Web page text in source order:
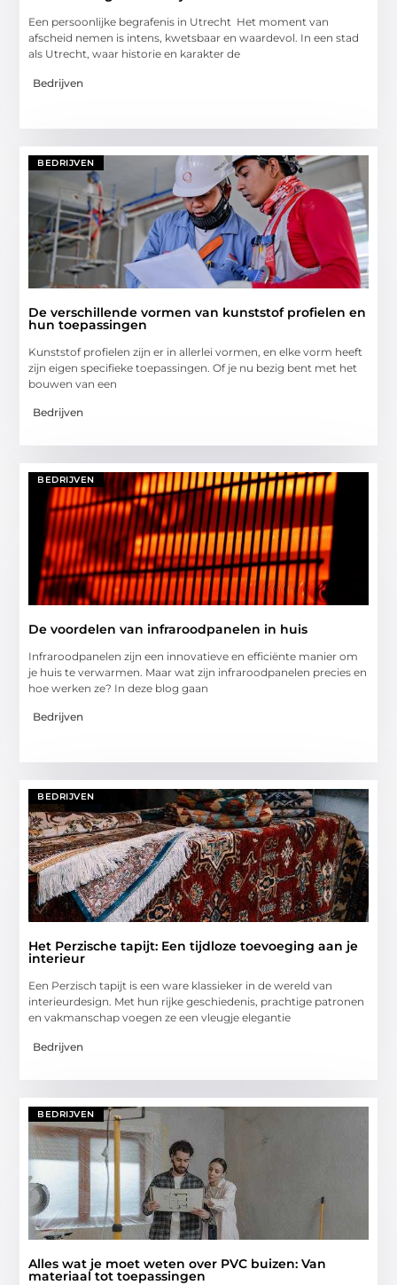
Een persoonlijke begrafenis in Utrecht Het moment van
afscheid nemen is intens, kwetsbaar en waardevol. In een stad
als Utrecht, waar historie en karakter de
Bedrijven
BEDRIJVEN
De verschillende vormen van kunststof profielen en
hun toepassingen
Kunststof profielen zijn er in allerlei vormen, en elke vorm heeft
zijn eigen specifieke toepassingen. Of je nu bezig bent met het
bouwen van een
Bedrijven
BEDRIJVEN
De voordelen van infraroodpanelen in huis
Infraroodpanelen zijn een innovatieve en efficiënte manier om
je huis te verwarmen. Maar wat zijn infraroodpanelen precies en
hoe werken ze? In deze blog gaan
Bedrijven
BEDRIJVEN
Het Perzische tapijt: Een tijdloze toevoeging aan je
interieur
Een Perzisch tapijt is een ware klassieker in de wereld van
interieurdesign. Met hun rijke geschiedenis, prachtige patronen
en vakmanschap voegen ze een vleugje elegantie
Bedrijven
BEDRIJVEN
Alles wat je moet weten over PVC buizen: Van
materiaal tot toepassingen